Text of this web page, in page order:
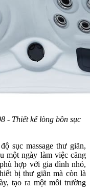
- Thiết kế lòng bồn sục
sục massage thư giãn,
một ngày làm việc căng
hợp với gia đình nhỏ,
bị thư giãn mà còn là
tạo ra một môi trường